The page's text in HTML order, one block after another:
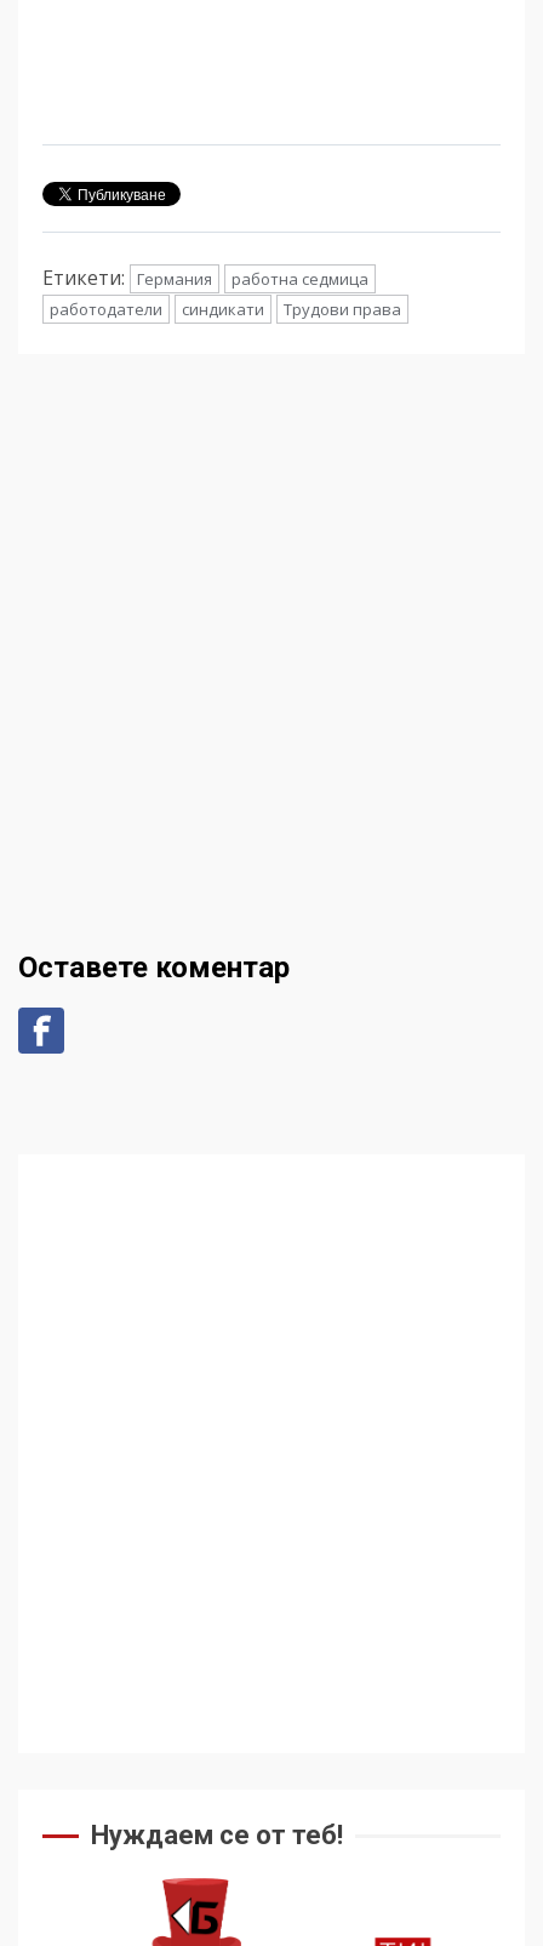
Етикети: Германия
работна седмица
работодатели
синдикати Трудови права
Оставете коментар
Нуждаем се от теб!
5
136 страни в ООН